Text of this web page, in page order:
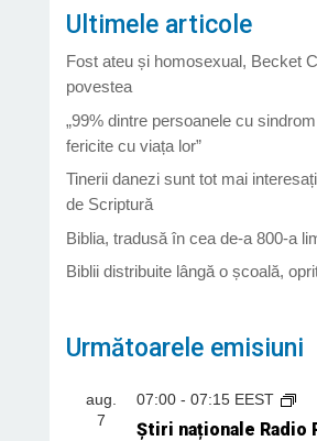
Ultimele articole
Fost ateu și homosexual, Becket
povestea
„99% dintre persoanele cu
fericite cu viața lor”
Tinerii danezi sunt tot mai
de Scriptură
Biblia, tradusă în cea de-a 800-a
Biblii distribuite lângă o școală,
Următoarele emisiuni
aug.
7
07:00- 07:15 EEST
Știri naționale Radio